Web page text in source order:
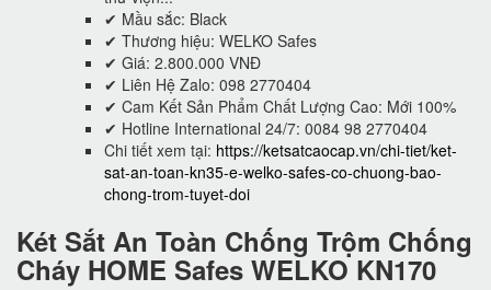
✔ Mầu sắc: Black
✔ Thương hiệu: WELKO Safes
✔ Giá: 2.800.000 VNĐ
✔ Liên Hệ Zalo: 098 2770404
✔ Cam Kết Sản Phẩm Chất Lượng Cao: Mới 100%
✔ Hotline International 24/7: 0084 98 2770404
Chi tiết xem tại: https://ketsatcaocap.vn/chi-tiet/ket-
sat-an-toan-kn35-e-welko-safes-co-chuong-bao-
chong-trom-tuyet-doi
Két Sắt An Toàn Chống Trộm Chống
Cháy HOME Safes WELKO KN170